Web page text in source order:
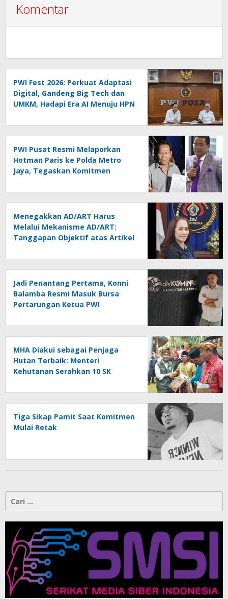
Komentar
PWI Fest 2026: Perkuat Adaptasi
Digital, Gandeng Big Tech dan
UMKM, Hadapi Era AI Menuju HPN
PWI Pusat Resmi Melaporkan
Hotman Paris ke Polda Metro
Jaya, Tegaskan Komitmen
Menegakkan AD/ART Harus
Melalui Mekanisme AD/ART:
Tanggapan Objektif atas Artikel
Konspirasi Melanggar Aturan”
Jadi Penantang Pertama, Konni
Balamba Resmi Masuk Bursa
Pertarungan Ketua PWI
MHA Diakui sebagai Penjaga
Hutan Terbaik: Menteri
Kehutanan Serahkan 10 SK
Jalan 2025–2029
Tiga Sikap Pamit Saat Komitmen
Mulai Retak
Cari